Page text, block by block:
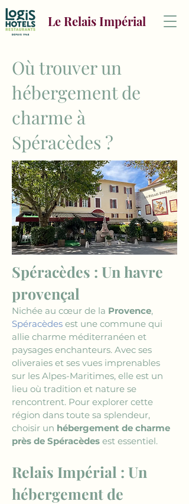
Le Relais Impérial
Où trouver un
hébergement de
charme à
Spéracèdes ?
Spéracèdes : Un havre
provençal
Nichée au cœur de la Provence,
Spéracèdes est une commune qui
allie charme méditerranéen et
paysages enchanteurs. Avec ses
oliveraies et ses vues imprenables
sur les Alpes-Maritimes, elle est un
lieu où tradition et nature se
rencontrent. Pour explorer cette
région dans toute sa splendeur,
choisir un hébergement de charme
près de Spéracèdes est essentiel.
Relais Impérial : Un
hébergement de